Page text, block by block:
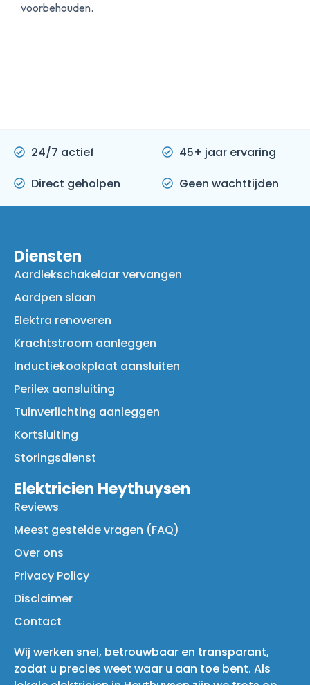
voorbehouden.
24/7 actief
45+ jaar ervaring
Direct geholpen
Geen wachttijden
Diensten
Aardlekschakelaar vervangen
Aardpen slaan
Elektra renoveren
Krachtstroom aanleggen
Inductiekookplaat aansluiten
Perilex aansluiting
Tuinverlichting aanleggen
Kortsluiting
Storingsdienst
Elektricien Heythuysen
Reviews
Meest gestelde vragen (FAQ)
Over ons
Privacy Policy
Disclaimer
Contact
Wij werken snel, betrouwbaar en transparant,
zodat u precies weet waar u aan toe bent. Als